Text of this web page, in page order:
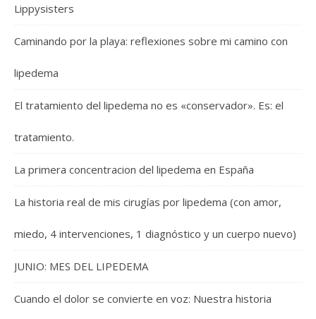
Lippysisters
Caminando por la playa: reflexiones sobre mi camino con
lipedema
El tratamiento del lipedema no es «conservador». Es: el
tratamiento.
La primera concentracion del lipedema en España
La historia real de mis cirugías por lipedema (con amor,
miedo, 4 intervenciones, 1 diagnóstico y un cuerpo nuevo)
JUNIO: MES DEL LIPEDEMA
Cuando el dolor se convierte en voz: Nuestra historia